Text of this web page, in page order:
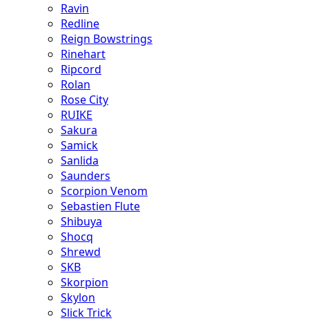
Ravin
Redline
Reign Bowstrings
Rinehart
Ripcord
Rolan
Rose City
RUIKE
Sakura
Samick
Sanlida
Saunders
Scorpion Venom
Sebastien Flute
Shibuya
Shocq
Shrewd
SKB
Skorpion
Skylon
Slick Trick